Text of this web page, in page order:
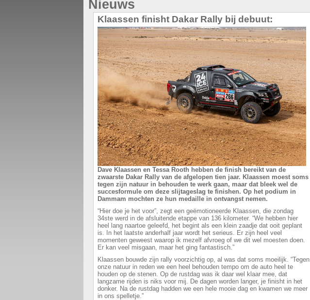
Nieuws
Klaassen finisht Dakar Rally bij debuut:
Dave Klaassen en Tessa Rooth hebben de finish bereikt van de
zwaarste Dakar Rally van de afgelopen tien jaar. Klaassen moest soms
tegen zijn natuur in behouden te werk gaan, maar dat bleek wel de
succesformule om deze slijtageslag te finishen. Op het podium in
Dammam mochten ze hun medaille in ontvangst nemen.
“Hier doe je het voor”, zegt een geëmotioneerde Klaassen, die zondag
34ste werd in de afsluitende etappe van 136 kilometer. “We hebben hier
heel lang naartoe geleefd, het begint als een klein zaadje dat ooit geplant
is. In het laatste anderhalf jaar wordt het serieus. Er zijn heel veel
momenten geweest waarop ik mezelf afvroeg of we dit wel moesten doen.
Er kan veel misgaan, maar het ging fantastisch.”
Klaassen bouwde zijn rally voorzichtig op, al was dat soms moeilijk. “Tegen
onze natuur in reden we een heel behouden tempo om de auto heel te
houden op de stenen. Op de rustdag was ik daar wel klaar mee, dat
langzame rijden is niks voor mij. De dagen worden langer, je finisht in het
donker. Na de rustdag hadden we een hele mooie dag en kwamen we meer
in ons spelletje.”